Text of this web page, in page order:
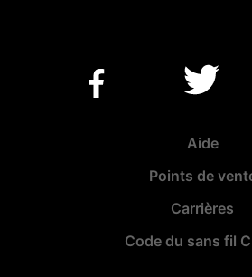
Aide
Points de
Carrières
Code du sans fil